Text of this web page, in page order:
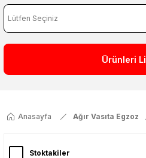
Ürünleri
Anasayfa Ağır Vasıta Egzoz
Stoktakiler